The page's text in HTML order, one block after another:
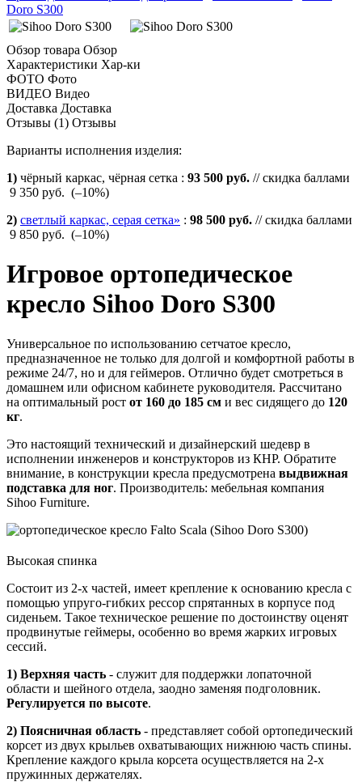
Doro S300
Обзор товара Обзор
Характеристики Хар-ки
ФОТО Фото
ВИДЕО Видео
Доставка Доставка
Отзывы (1) Отзывы
Варианты исполнения изделия:
1) чёрный каркас, чёрная сетка : 93 500 руб. // скидка баллами
9 350 руб. (–10%)
2) светлый каркас, серая сетка» : 98 500 руб. // скидка баллами
9 850 руб. (–10%)
Игровое ортопедическое
кресло Sihoo Doro S300
Универсальное по использованию сетчатое кресло,
предназначенное не только для долгой и комфортной работы в
режиме 24/7, но и для геймеров. Отлично будет смотреться в
домашнем или офисном кабинете руководителя. Рассчитано
на оптимальный рост от 160 до 185 см и вес сидящего до 120
кг.
Это настоящий технический и дизайнерский шедевр в
исполнении инженеров и конструкторов из КНР. Обратите
внимание, в конструкции кресла предусмотрена выдвижная
подставка для ног. Производитель: мебельная компания
Sihoo Furniture.
Высокая спинка
Состоит из 2-х частей, имеет крепление к основанию кресла с
помощью упруго-гибких рессор спрятанных в корпусе под
сиденьем. Такое техническое решение по достоинству оценят
продвинутые геймеры, особенно во время жарких игровых
сессий.
1) Верхняя часть - служит для поддержки лопаточной
области и шейного отдела, заодно заменяя подголовник.
Регулируется по высоте.
2) Поясничная область - представляет собой ортопедический
корсет из двух крыльев охватывающих нижнюю часть спины.
Крепление каждого крыла корсета осуществляется на 2-х
пружинных держателях.